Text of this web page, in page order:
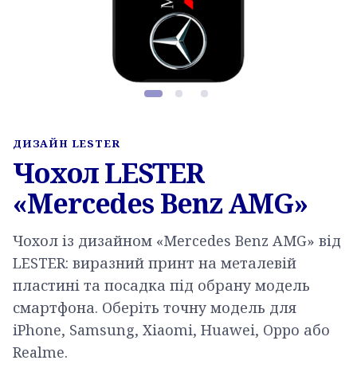
ДИЗАЙН LESTER
Чохол LESTER
«Mercedes Benz AMG»
Чохол із дизайном «Mercedes Benz AMG» від
LESTER: виразний принт на металевій
пластині та посадка під обрану модель
смартфона. Оберіть точну модель для
iPhone, Samsung, Xiaomi, Huawei, Oppo або
Realme.